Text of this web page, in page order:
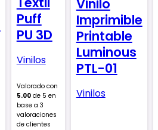
Puff
PU 3D
Vinilos
Valorado con
5.00de 5 en
base a 3
valoraciones
de clientes
Vinilo
Imprimible
Printable
Luminous
PTL-01
Vinilos